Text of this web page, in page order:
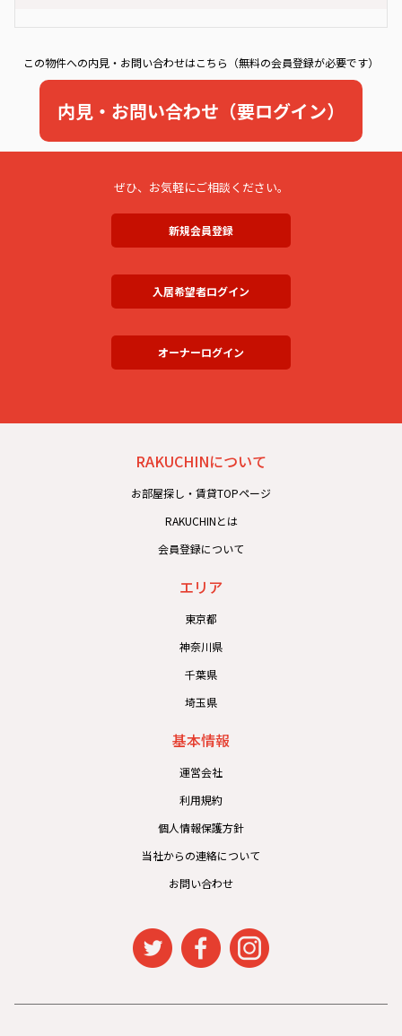
この物件への内見・お問い合わせはこちら（無料の会員登録が必要です）
内見・お問い合わせ（要ログイン）
ぜひ、お気軽にご相談ください。
新規会員登録
入居希望者ログイン
オーナーログイン
RAKUCHINについて
お部屋探し・賃貸TOPページ
RAKUCHINとは
会員登録について
エリア
東京都
神奈川県
千葉県
埼玉県
基本情報
運営会社
利用規約
個人情報保護方針
当社からの連絡について
お問い合わせ